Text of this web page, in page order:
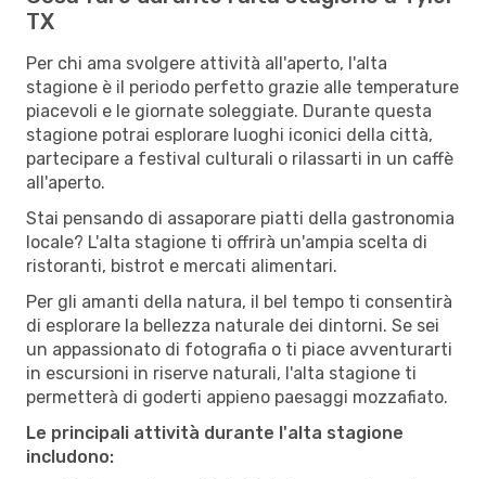
TX
Per chi ama svolgere attività all'aperto, l'alta
stagione è il periodo perfetto grazie alle temperature
piacevoli e le giornate soleggiate. Durante questa
stagione potrai esplorare luoghi iconici della città,
partecipare a festival culturali o rilassarti in un caffè
all'aperto.
Stai pensando di assaporare piatti della gastronomia
locale? L'alta stagione ti offrirà un'ampia scelta di
ristoranti, bistrot e mercati alimentari.
Per gli amanti della natura, il bel tempo ti consentirà
di esplorare la bellezza naturale dei dintorni. Se sei
un appassionato di fotografia o ti piace avventurarti
in escursioni in riserve naturali, l'alta stagione ti
permetterà di goderti appieno paesaggi mozzafiato.
Le principali attività durante l'alta stagione
includono: